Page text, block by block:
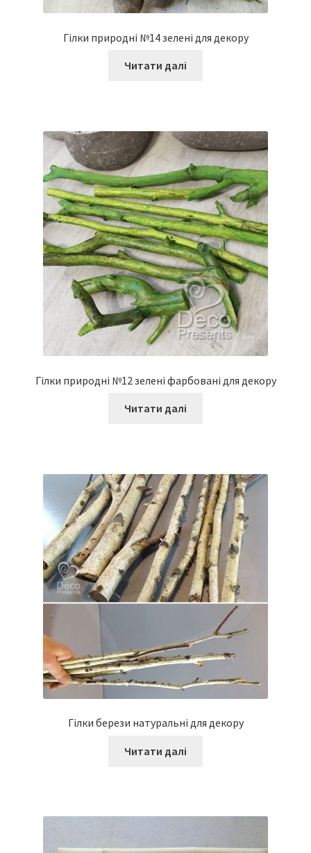
Гілки природні №14 зелені для декору
Читати далі
Гілки природні №12 зелені фарбовані для декору
Читати далі
Гілки берези натуральні для декору
Читати далі